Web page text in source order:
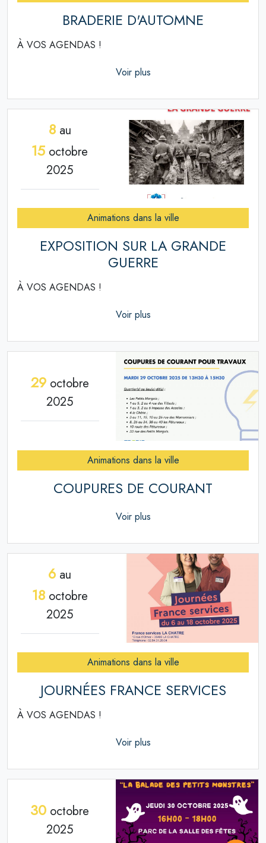
BRADERIE D'AUTOMNE
À VOS AGENDAS !
Voir plus
8au
15 octobre
2025
Animations dans la ville
EXPOSITION SUR LA GRANDE
GUERRE
À VOS AGENDAS !
Voir plus
29octobre
2025
Animations dans la ville
COUPURES DE COURANT
Voir plus
6 au
18octobre
2025
Animations dans la ville
JOURNÉES FRANCE SERVICES
À VOS AGENDAS !
Voir plus
30 octobre
2025